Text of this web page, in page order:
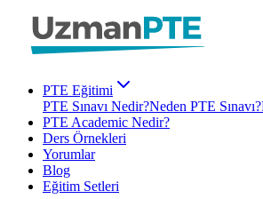
PTE Eğitimi
PTE Sınavı Nedir?Neden PTE Sınavı?
PTE Academic Nedir?
Ders Örnekleri
Yorumlar
Blog
Eğitim Setleri